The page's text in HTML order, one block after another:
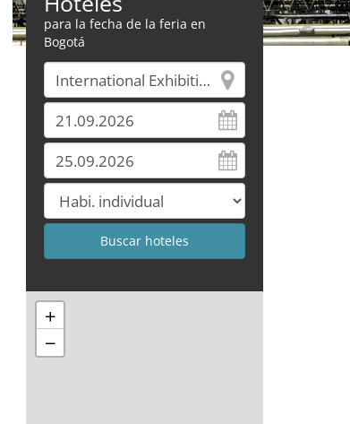
para la fecha de la feria en
Bogotá
+
−